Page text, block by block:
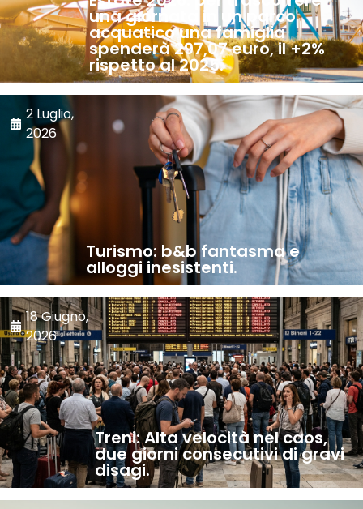
una giornata in un parco
acquatico una famiglia
spenderà 297,07 euro, il +2%
rispetto al 2025.
2 Luglio,
2026
Turismo: b&b fantasma e
alloggi inesistenti.
18 Giugno,
2026
Treni: Alta velocità nel caos,
due giorni consecutivi di gravi
disagi.